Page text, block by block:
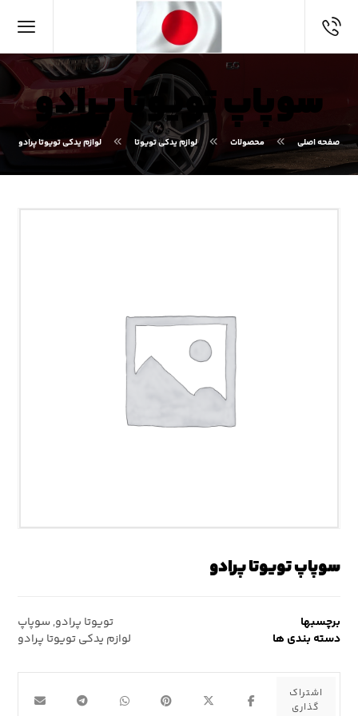
سوپاپ تویوتا پرادو
صفحه اصلی محصولات لوازم یدکی تویوتا لوازم یدکی تویوتا پرادو
سوپاپ تویوتا پرادو
برچسبها تویوتا پرادو,سوپاپ
دسته بندی ها
لوازم یدکی تویوتا پرادو